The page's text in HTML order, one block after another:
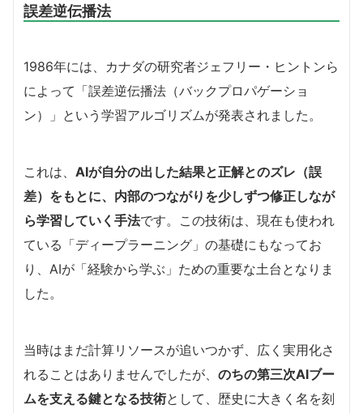
誤差逆伝播法
1986年には、カナダの研究者ジェフリー・ヒントンら
によって「誤差逆伝播法（バックプロパゲーショ
ン）」という学習アルゴリズムが発表されました。
これは、 AIが自分の出した結果と正解とのズレ（誤
差）をもとに、内部のつながりを少しずつ修正しなが
ら学習していく手法です。この技術は、現在も使われ
ている「ディープラーニング」の基礎にもなってお
り、AIが「経験から学ぶ」ための重要な土台となりま
した。
当時はまだ計算リソースが追いつかず、広く実用化さ
れることはありませんでしたが、 のちの第三次AIブー
ムを支える鍵となる技術として、歴史に大きく名を刻